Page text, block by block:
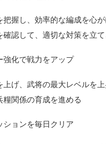
把握し、効率的な編成を心が
確認して、適切な対策を立て
強化で戦力をアップ
上げ、武将の最大レベルを
糧関係の育成を進める
ションを毎日クリア